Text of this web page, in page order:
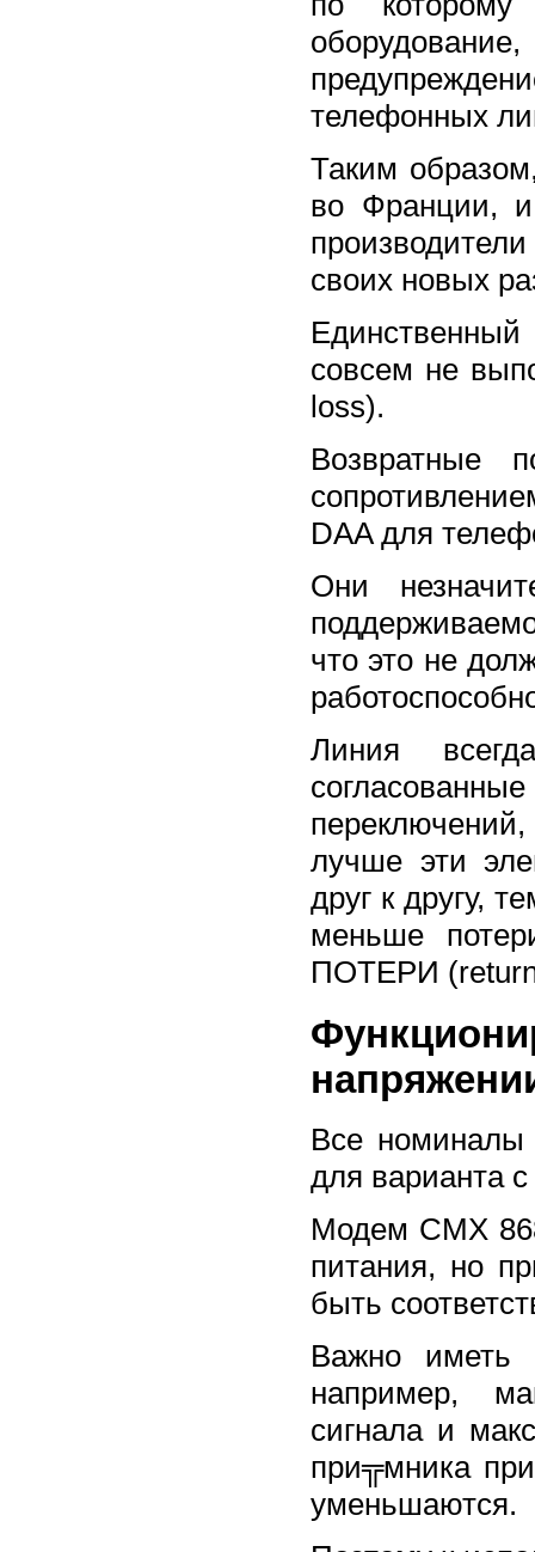
телефонных
Таким
во Франции,
своих новых
совсем не
loss).
Возвратные
DAA для
Они
что это не
Линия
лучше эти
друг к другу,
меньше
ПОТЕРИ
Все номиналы
для варианта
Модем CMX
питания, но
быть
Важно иметь
например,
сигнала и
при╦мника
уменьшаются.